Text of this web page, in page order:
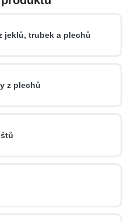
jeklů, trubek a plechů
z plechů